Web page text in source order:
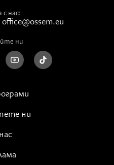
с нас:
office@ossem.eu
ни
ни